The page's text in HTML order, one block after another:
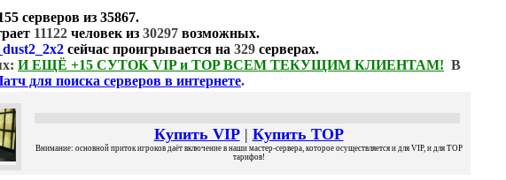
серверов из 35867.
11122 человек из 30297 возможных.
сейчас проигрывается на 329 серверах.
И ЕЩЁ +15 СУТОК VIP и TOP ВСЕМ ТЕКУЩИМ КЛИЕНТАМ! В
для поиска серверов в интернете.
Купить VIP| Купить TOP
Внимание: основной приток игроков даёт включение в наши мастер-сервера, которое осуществляется и для VIP, и для TOP
тарифов!